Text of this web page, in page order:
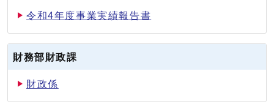
令和4年度事業実績報告書
財務部財政課
財政係